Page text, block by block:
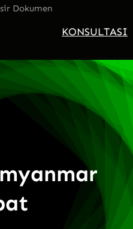
Dokumen
KONSULTASI